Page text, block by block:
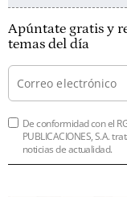
Apúntate gratis y
temas del día
De conformidad con el
PUBLICACIONES, S.A.
noticias de actualidad.